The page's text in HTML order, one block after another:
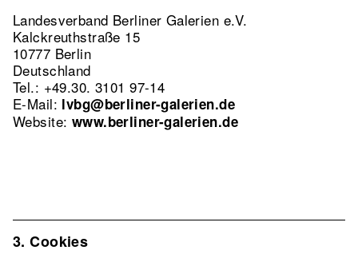
Landesverband Berliner Galerien e.V.
Kalckreuthstraße 15
10777 Berlin
Deutschland
Tel.: +49.30. 3101 97-14
E-Mail: lvbg@berliner-galerien.de
Website: www.berliner-galerien.de
3. Cookies